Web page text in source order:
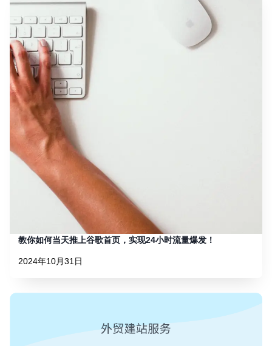
教你如何当天推上谷歌首页，实现24小时流量爆发！
2024年10月31日